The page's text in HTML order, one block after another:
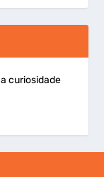
curiosidade